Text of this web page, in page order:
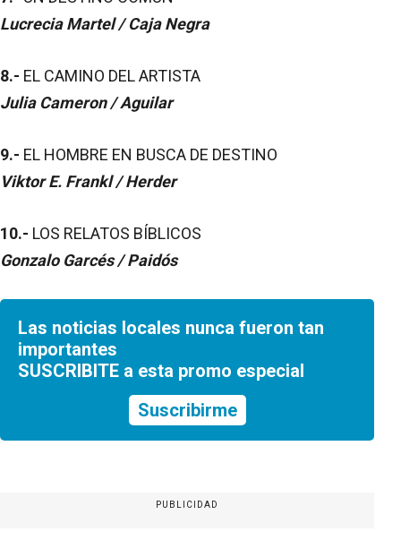
Lucrecia Martel / Caja Negra
8.- EL CAMINO DEL ARTISTA
Julia Cameron / Aguilar
9.- EL HOMBRE EN BUSCA DE DESTINO
Viktor E. Frankl / Herder
10.- LOS RELATOS BÍBLICOS
Gonzalo Garcés / Paidós
Las noticias locales nunca fueron tan
importantes
SUSCRIBITE a esta promo especial
Suscribirme
PUBLICIDAD